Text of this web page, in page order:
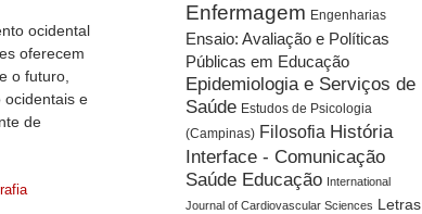
ocidental
oferecem
o futuro,
ocidentais e
de
Enfermagem Engenharias
Ensaio: Avaliação e Políticas
Públicas em Educação
Epidemiologia e Serviços de
Saúde Estudos de Psicologia
(Campinas) Filosofia História
Interface - Comunicação
Saúde Educação International
Journal of Cardiovascular Sciences Letras